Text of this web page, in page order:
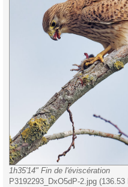
1h35'14" Fin de l'éviscération
P3192293_DxO5dP-2.jpg